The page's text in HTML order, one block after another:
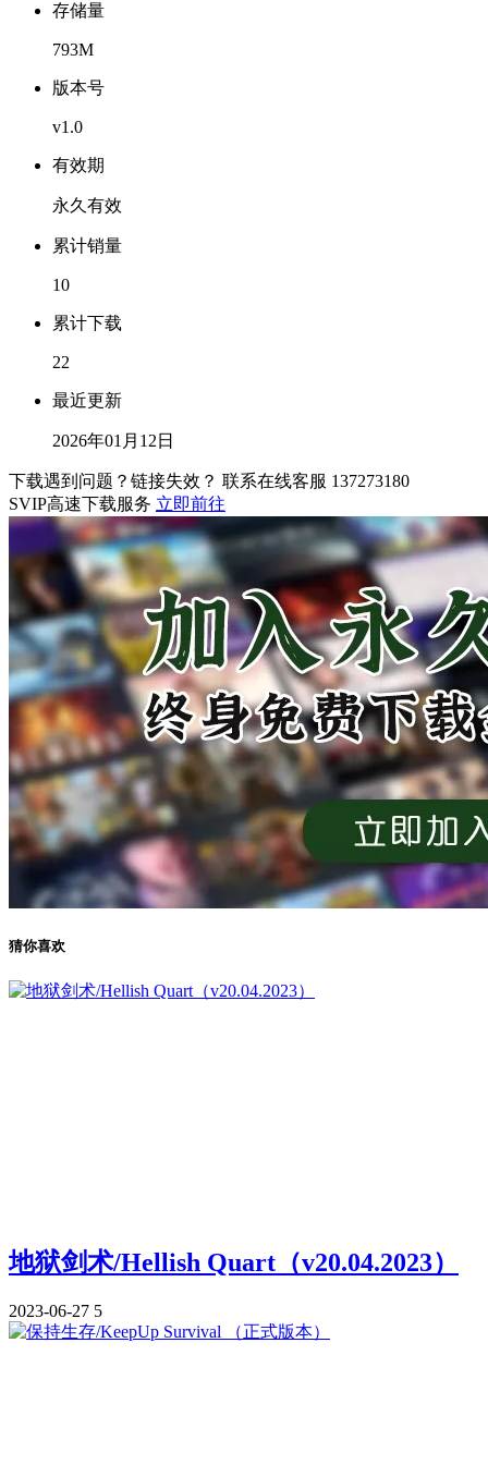
存储量
793M
版本号
v1.0
有效期
永久有效
累计销量
10
累计下载
22
最近更新
2026年01月12日
下载遇到问题？链接失效？ 联系在线客服 137273180
SVIP高速下载服务 立即前往
猜你喜欢
地狱剑术/Hellish Quart（v20.04.2023）
2023-06-27 5